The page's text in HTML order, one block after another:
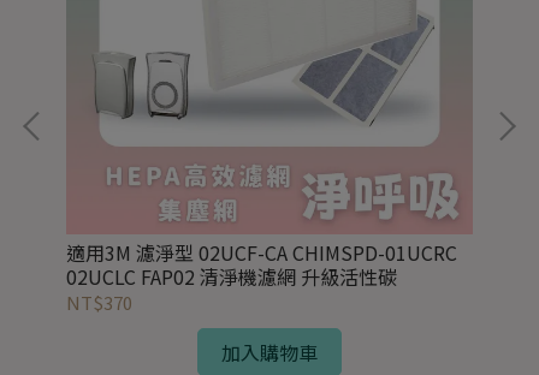
適用3M 濾淨型 02UCF-CA CHIMSPD-01UCRC
02UCLC FAP02 清淨機濾網 升級活性碳
NT$370
加入購物車